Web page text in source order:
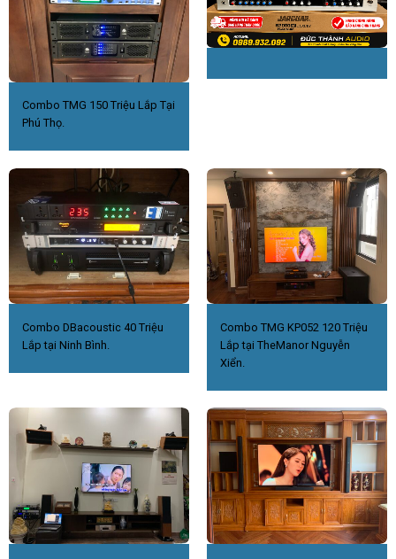
Combo TMG 150 Triệu Lắp Tại
Phú Thọ.
Combo DBacoustic 40 Triệu
Lắp tại Ninh Bình.
Combo TMG KP052 120 Triệu
Lắp tại TheManor Nguyễn
Xiển.